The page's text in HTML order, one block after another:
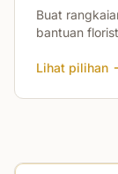
Buat
bantuan
Lihat pilihan